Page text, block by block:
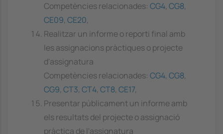
Competències relacionades: CG4, CG8,
CE09, CE20,
Realitzar un informe o reporti final amb
les assignacions pràctiques o projecte
d'assignatura
Competències relacionades: CG4, CG8,
CG9, CT3, CT4, CT8, CE17,
Presentar públicament un informe amb
els resultats del projecte o assignació
pràctica de l'assignatura